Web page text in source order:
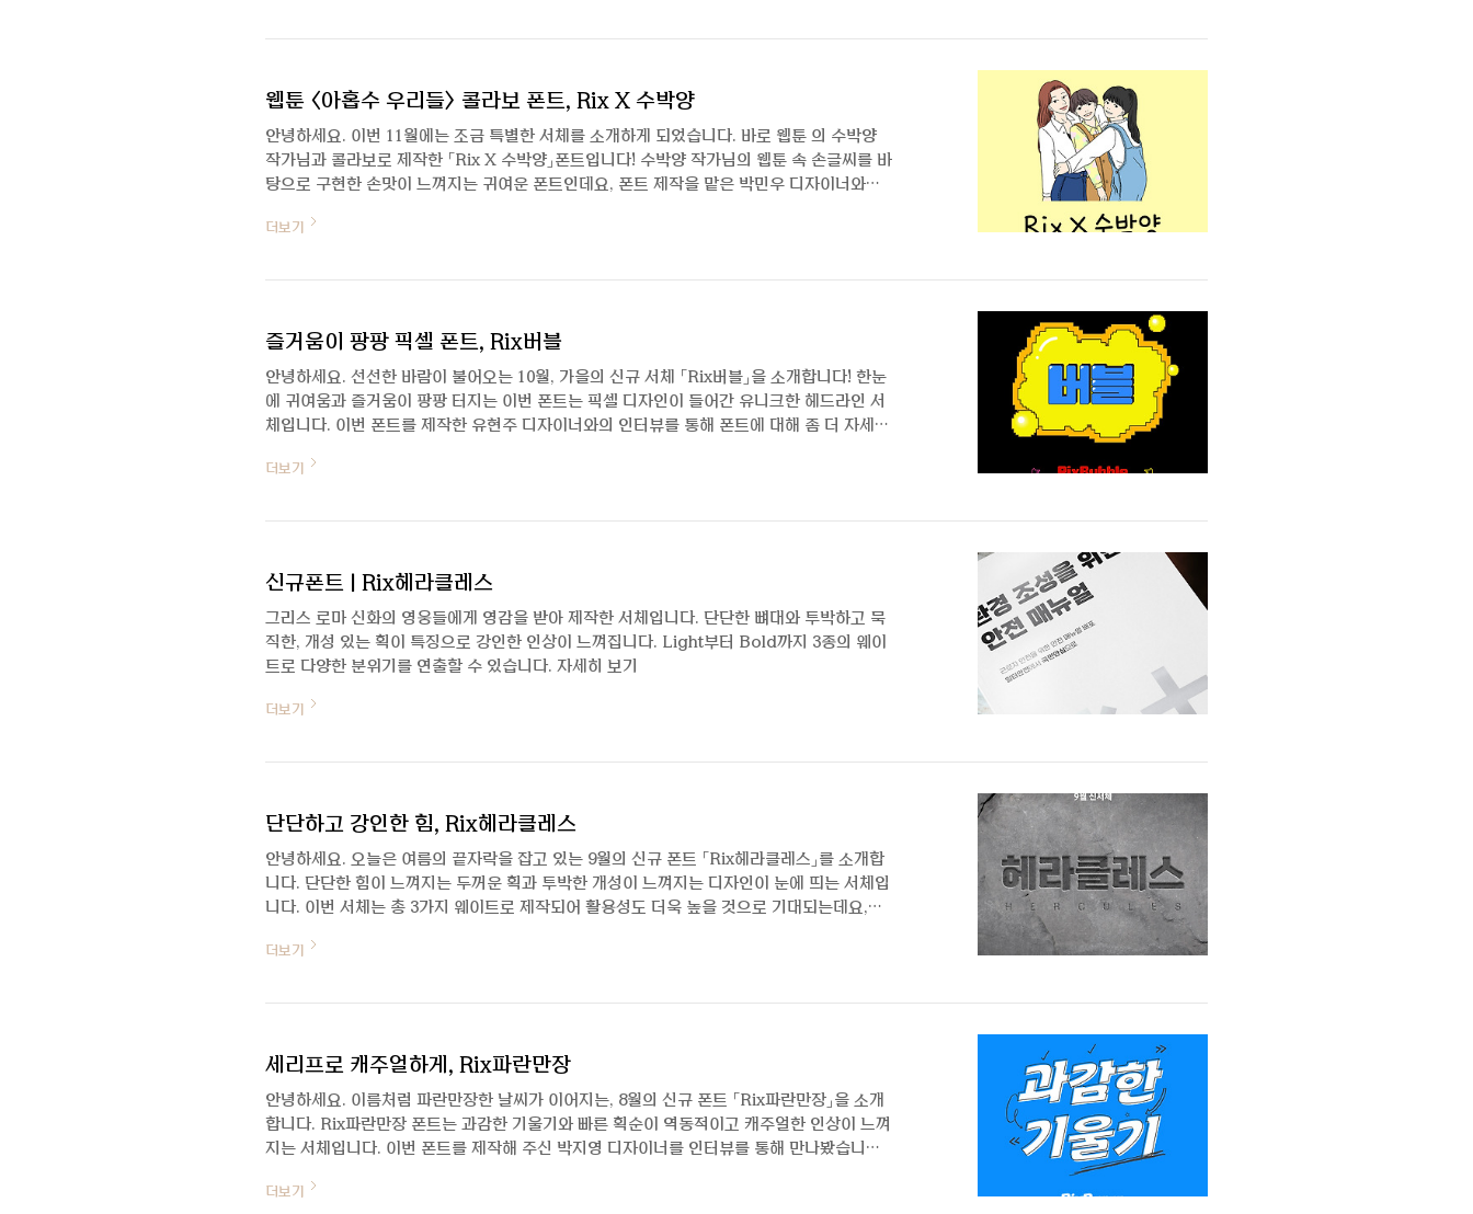
한 박민우입니다. 공동 작업하신 이유와 담당 분야를 나누실 때의 기준이 있으신가요?최법호
웹툰 <아홉수 우리들> 콜라보 폰트, Rix X 수박양
안녕하세요. 이번 11월에는 조금 특별한 서체를 소개하게 되었습니다. 바로 웹툰 의 수박양
작가님과 콜라보로 제작한 「Rix X 수박양」폰트입니다! 수박양 작가님의 웹툰 속 손글씨를 바
탕으로 구현한 손맛이 느껴지는 귀여운 폰트인데요, 폰트 제작을 맡은 박민우 디자이너와의
특별한 폰트라고 들었어요! 안녕하세요! 이번 폰트는 네이버 웹툰 “아홉수 우리들”의 수박양
날 수 있었던 작가님의 매력적인 손글씨를 한글 11,172자 완전 지원 폰트로 제작하게 되었습
더보기
즐거움이 팡팡 픽셀 폰트, Rix버블
안녕하세요. 선선한 바람이 불어오는 10월, 가을의 신규 서체 「Rix버블」을 소개합니다! 한눈
에 귀여움과 즐거움이 팡팡 터지는 이번 폰트는 픽셀 디자인이 들어간 유니크한 헤드라인 서
체입니다. 이번 폰트를 제작한 유현주 디자이너와의 인터뷰를 통해 폰트에 대해 좀 더 자세히
안녕하세요. 최근에 윤유민 프로님과 Rix콘트라스트 작업을 마치고 Rix버블로 인사드리게
획하신 Rix버블은 어떤 폰트인가요? Rix버블은 최근 유행했던 Y2k 컨셉을 겨냥해 제작된
더보기
신규폰트 | Rix헤라클레스
그리스 로마 신화의 영웅들에게 영감을 받아 제작한 서체입니다. 단단한 뼈대와 투박하고 묵
직한, 개성 있는 획이 특징으로 강인한 인상이 느껴집니다. Light부터 Bold까지 3종의 웨이
트로 다양한 분위기를 연출할 수 있습니다. 자세히 보기
더보기
단단하고 강인한 힘, Rix헤라클레스
안녕하세요. 오늘은 여름의 끝자락을 잡고 있는 9월의 신규 폰트 「Rix헤라클레스」를 소개합
니다. 단단한 힘이 느껴지는 두꺼운 획과 투박한 개성이 느껴지는 디자인이 눈에 띄는 서체입
니다. 이번 서체는 총 3가지 웨이트로 제작되어 활용성도 더욱 높을 것으로 기대되는데요,
안녕하세요. 소개 한번 부탁드립니다! 안녕하세요. Rix스크린-VF에 이어 Rix헤라클레스로
인가요? 평소 운동을 좋아하던 저는 ‘진짜 남자다움을 표현한 서체를 제작해 볼까?’라는 호
더보기
세리프로 캐주얼하게, Rix파란만장
안녕하세요. 이름처럼 파란만장한 날씨가 이어지는, 8월의 신규 폰트 「Rix파란만장」을 소개
합니다. Rix파란만장 폰트는 과감한 기울기와 빠른 획순이 역동적이고 캐주얼한 인상이 느껴
지는 서체입니다. 이번 폰트를 제작해 주신 박지영 디자이너를 인터뷰를 통해 만나봤습니다
탁드려요. 안녕하세요. 파란만장으로 돌아온 박지영입니다! 이번 서체 Rix파란만장은 어떤
더보기